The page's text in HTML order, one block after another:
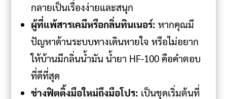
กลายเป็นเรื่องง่ายและสนุก
ผู้ที่แพ้สารเคมีหรือกลิ่นทินเนอร์: หากคุณมี
ปัญหาด้านระบบทางเดินหายใจ หรือไม่อยาก
ให้บ้านมีกลิ่นน้ำมัน น้ำยา HF-100 คือคำตอบ
ที่ดีที่สุด
ช่างฟิตติ้งมือใหม่ถึงมือโปร: เป็นชุดเริ่มต้นที่